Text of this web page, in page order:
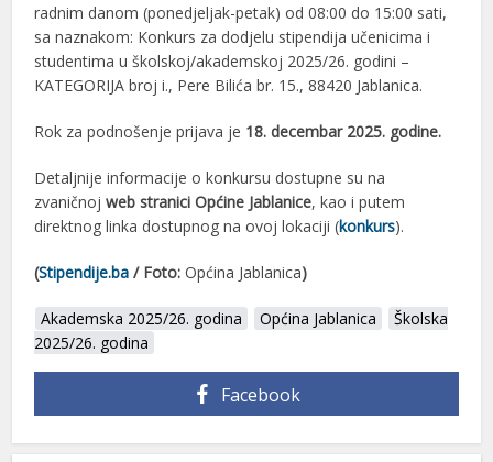
radnim danom (ponedjeljak-petak) od 08:00 do 15:00 sati,
sa naznakom: Konkurs za dodjelu stipendija učenicima i
studentima u školskoj/akademskoj 2025/26. godini –
KATEGORIJA broj i., Pere Bilića br. 15., 88420 Jablanica.
Rok za podnošenje prijava je 18. decembar 2025. godine.
Detaljnije informacije o konkursu dostupne su na
zvaničnojweb stranici Općine Jablanice, kao i putem
direktnog linka dostupnog na ovoj lokaciji (konkurs).
(Stipendije.ba / Foto:Općina Jablanica)
Akademska 2025/26. godina Općina Jablanica
Školska
2025/26. godina
Facebook